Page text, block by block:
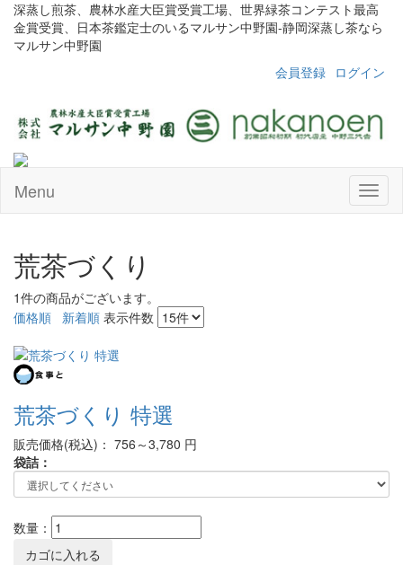
深蒸し煎茶、農林水産大臣賞受賞工場、世界緑茶コンテスト最高
金賞受賞、日本茶鑑定士のいるマルサン中野園-静岡深蒸し茶なら
マルサン中野園
会員登録 ログイン
Menu
荒茶づくり
1件の商品がございます。
価格順
新着順 表示件数
荒茶づくり 特選
販売価格(税込)： 756～3,780 円
袋詰：
数量：